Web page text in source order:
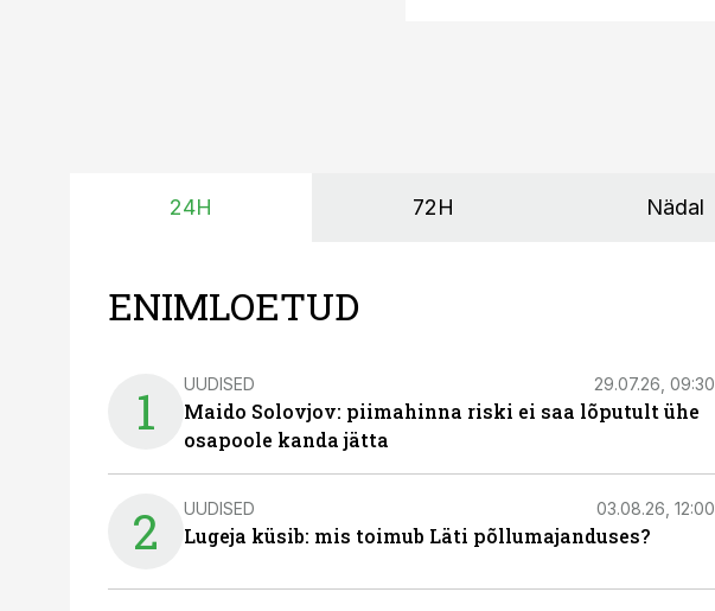
24H 72H Nädal
ENIMLOETUD
1 UUDISED 29.07.26, 09:30
Maido Solovjov: piimahinna riski ei saa lõputult ühe
osapoole kanda jätta
2 UUDISED 03.08.26, 12:00
Lugeja küsib: mis toimub Läti põllumajanduses?